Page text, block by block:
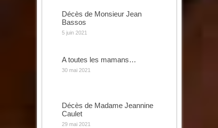
Décès de Monsieur Jean
Bassos
5 juin 2021
A toutes les mamans…
30 mai 2021
Décès de Madame Jeannine
Caulet
29 mai 2021